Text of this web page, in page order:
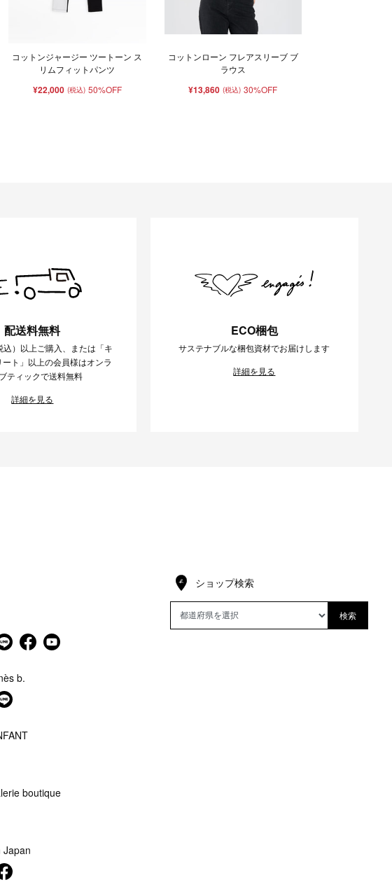
コットンジャージー ツートーン ス
リムフィットパンツ
¥22,000 (税込) 50%OFF
コットンローン フレアスリーブ ブ
ラウス
¥13,860 (税込) 30%OFF
配送料無料
込）以上ご購入、または「キ
ート」以上の会員様はオンラ
ティックで送料無料
詳細を見る
ECO梱包
サステナブルな梱包資材でお届けします
詳細を見る
b.
boutique
Japan
ショップ検索
検索